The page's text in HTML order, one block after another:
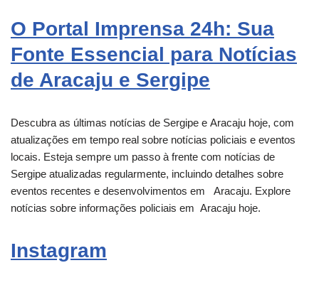
O Portal Imprensa 24h: Sua
Fonte Essencial para Notícias
de Aracaju e Sergipe
Descubra as últimas notícias de Sergipe e Aracaju hoje, com
atualizações em tempo real sobre notícias policiais e eventos
locais. Esteja sempre um passo à frente com notícias de
Sergipe atualizadas regularmente, incluindo detalhes sobre
eventos recentes e desenvolvimentos em Aracaju. Explore
notícias sobre informações policiais em Aracaju hoje.
Instagram